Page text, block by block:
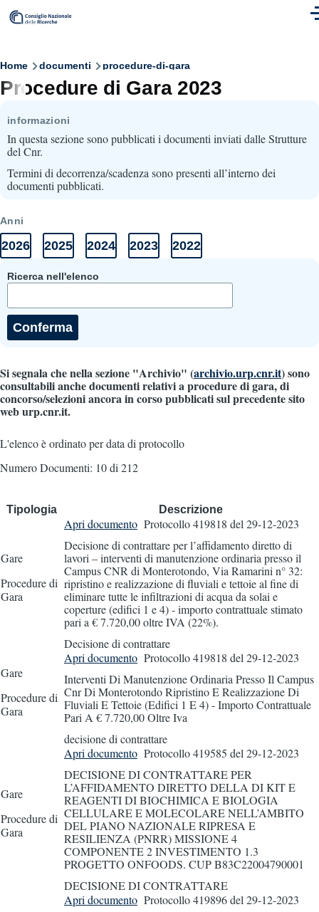
Skip to main content
Breadcrumb
Home documenti procedure-di-gara
Procedure di Gara 2023
informazioni
In questa sezione sono pubblicati i documenti inviati dalle Strutture
del Cnr.
Termini di decorrenza/scadenza sono presenti all’interno dei
documenti pubblicati.
Anni
Anni
Documenti
Elenco
2026
2026
Elenco
2025
2025
Elenco
2024
2024
Elenco
2023
Elenco
2022
Ricerca nell'elenco
Si segnala che nella sezione "Archivio" (archivio.urp.cnr.it) sono
consultabili anche documenti relativi a procedure di gara, di
concorso/selezioni ancora in corso pubblicati sul precedente sito
web urp.cnr.it.
L'elenco è ordinato per data di protocollo
Numero Documenti: 10 di 212
Tipologia Descrizione
Gare
Procedure di
Gara
Apri documento Protocollo 419818 del 29-12-2023
Decisione di contrattare per l’affidamento diretto di
lavori – interventi di manutenzione ordinaria presso il
Campus CNR di Monterotondo, Via Ramarini n° 32:
ripristino e realizzazione di fluviali e tettoie al fine di
eliminare tutte le infiltrazioni di acqua da solai e
coperture (edifici 1 e 4) - importo contrattuale stimato
pari a € 7.720,00 oltre IVA (22%).
Decisione di contrattare
Gare
Procedure di
Gara
Apri documento Protocollo 419818 del 29-12-2023
Interventi Di Manutenzione Ordinaria Presso Il Campus
Cnr Di Monterotondo Ripristino E Realizzazione Di
Fluviali E Tettoie (Edifici 1 E 4) - Importo Contrattuale
Pari A € 7.720,00 Oltre Iva
decisione di contrattare
Gare
Procedure di
Gara
Apri documento Protocollo 419585 del 29-12-2023
DECISIONE DI CONTRATTARE PER
L’AFFIDAMENTO DIRETTO DELLA DI KIT E
REAGENTI DI BIOCHIMICA E BIOLOGIA
CELLULARE E MOLECOLARE NELL’AMBITO
DEL PIANO NAZIONALE RIPRESA E
RESILIENZA (PNRR) MISSIONE 4
COMPONENTE 2 INVESTIMENTO 1.3
PROGETTO ONFOODS. CUP B83C22004790001
DECISIONE DI CONTRATTARE
Apri documento Protocollo 419896del 29-12-2023